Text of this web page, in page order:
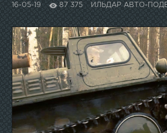
16-05-19 87 375 ИЛЬДАР АВТО-